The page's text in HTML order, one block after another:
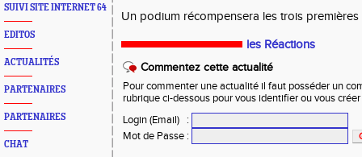
SUIVI SITE INTERNET 64
EDITOS
ACTUALITÉS
PARTENAIRES
PARTENAIRES
CHAT
Un podium récompensera les trois premières
les Réactions
Commentez cette actualité
Pour commenter une actualité il faut posséder un
rubrique ci-dessous pour vous identifier ou vous
Login (Email)
:
Mot de Passe :